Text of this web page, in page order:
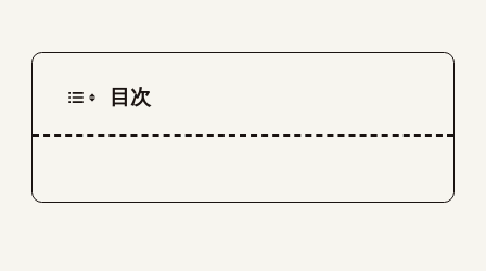
目次